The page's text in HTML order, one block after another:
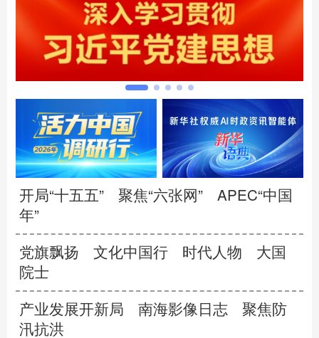
开局“十五五” 聚焦“六张网”
APEC“中国
年”
党旗飘扬 文化中国行 时代人物
大国
院士
产业发展开新局 南海影像日志
聚焦防
汛抗洪